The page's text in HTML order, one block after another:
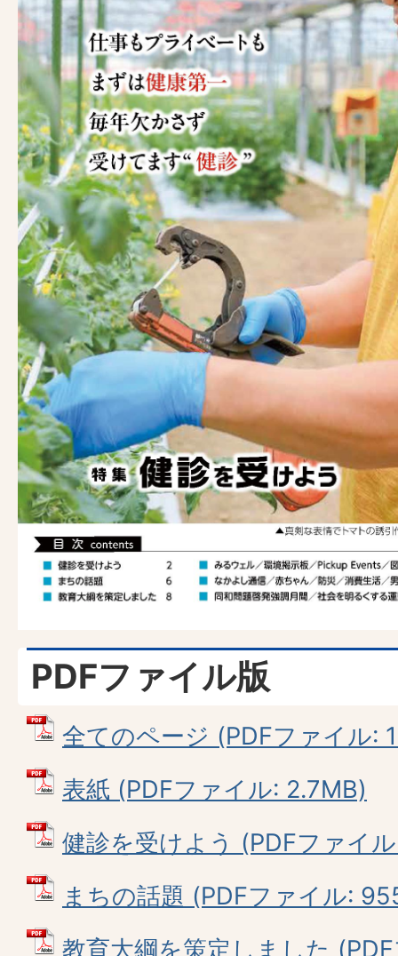
PDFファイル版
全てのページ (PDFファイル:
表紙 (PDFファイル: 2.7MB)
健診を受けよう (PDFファイ
まちの話題 (PDFファイル:
教育大綱を策定しました